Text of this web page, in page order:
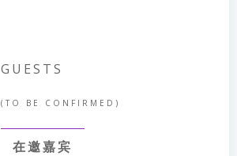
GUESTS
(TO BE CONFIRMED)
在邀嘉宾